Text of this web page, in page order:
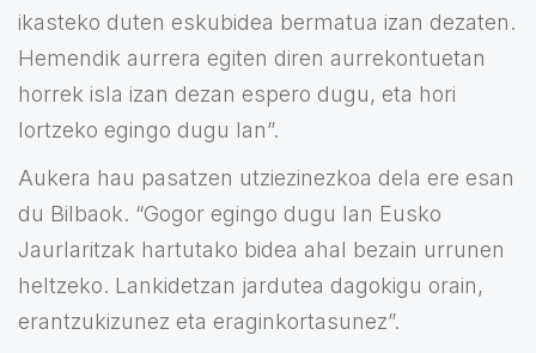
ikasteko duten eskubidea bermatua izan dezaten.
Hemendik aurrera egiten diren aurrekontuetan
horrek isla izan dezan espero dugu, eta hori
lortzeko egingo dugu lan”.
Aukera hau pasatzen utziezinezkoa dela ere esan
du Bilbaok. “Gogor egingo dugu lan Eusko
Jaurlaritzak hartutako bidea ahal bezain urrunen
heltzeko. Lankidetzan jardutea dagokigu orain,
erantzukizunez eta eraginkortasunez”.